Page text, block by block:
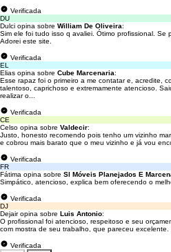
Verificada
DU
Dulci opina sobre William De Oliveira:
Sim ele foi tudo isso q avaliei. Ótimo profissional. Se
Adorei este site.
Verificada
EL
Elias opina sobre Cube Marcenaria:
Esse rapaz foi o primeiro a me contatar e, acredite,
talentoso, caprichoso e extremamente atencioso.
realizar o...
Verificada
CE
Celso opina sobre Valdecir:
Justo, honesto recomendo pois tenho um vizinho
e cobrou mais barato que o meu vizinho e já vou
Verificada
FR
Fátima opina sobre Sl Móveis Planejados E
Simpático, atencioso, explica bem oferecendo o
Verificada
DJ
Dejair opina sobre Luis Antonio:
O profissional foi atencioso, respeitoso e seu
com mostra de seu trabalho, que pareceu excelente.
Verificada